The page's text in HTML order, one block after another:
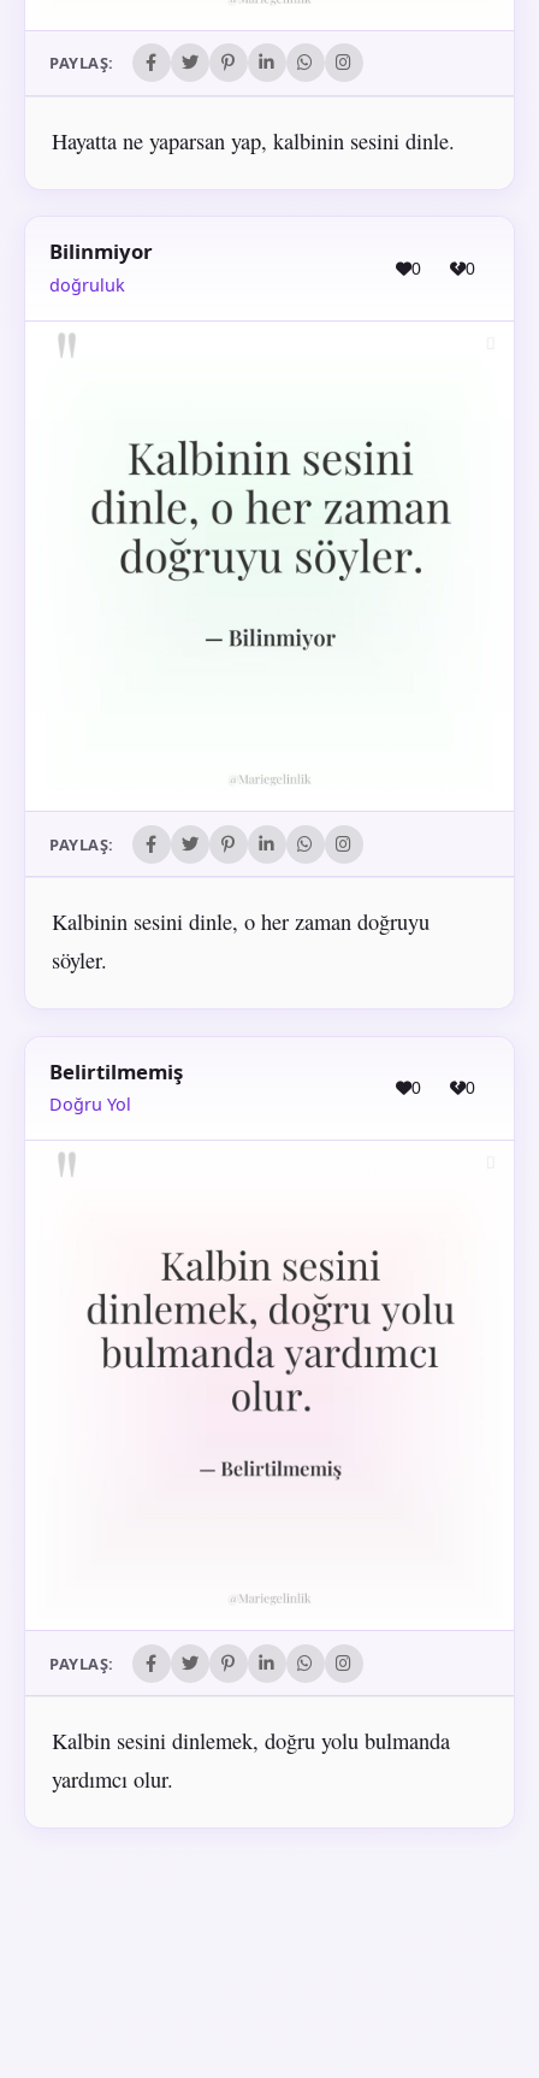
PAYLAŞ:
Hayatta ne yaparsan yap, kalbinin sesini dinle.
Bilinmiyor
doğruluk
0 0
PAYLAŞ:
Kalbinin sesini dinle, o her zaman doğruyu
söyler.
Belirtilmemiş
Doğru Yol
0 0
PAYLAŞ:
Kalbin sesini dinlemek, doğru yolu bulmanda
yardımcı olur.